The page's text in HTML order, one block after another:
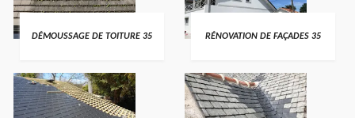
DÉMOUSSAGE DE TOITURE 35 RÉNOVATION DE FAÇADES 35